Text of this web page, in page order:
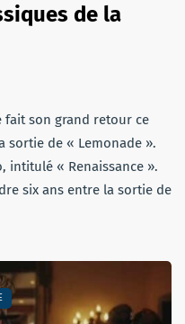
de la
fait son grand retour ce
sortie de « Lemonade ».
intitulé « Renaissance ».
six ans entre la sortie de